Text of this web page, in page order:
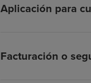
Aplicación para
Facturación o